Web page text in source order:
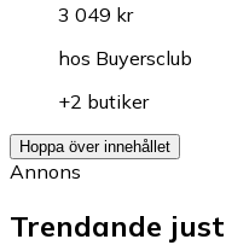
3 049 kr
hos Buyersclub
+2 butiker
Hoppa över innehållet
Annons
Trendande